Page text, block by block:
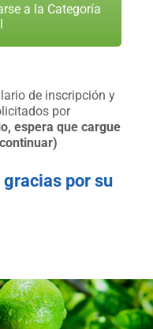
a la Categoría
de inscripción y
por
espera que cargue
por su